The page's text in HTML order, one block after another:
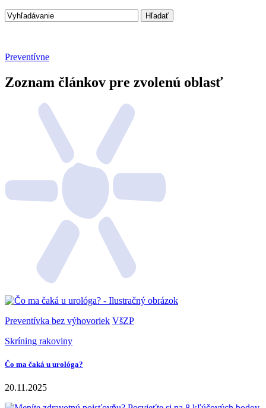
Preventívne
Zoznam článkov pre zvolenú oblasť
Preventívka bez výhovoriek VšZP
Skríning rakoviny
Čo ma čaká u urológa?
20.11.2025